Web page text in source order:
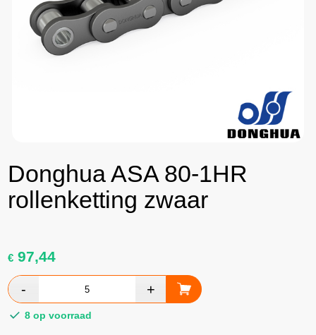
Donghua ASA 80-1HR
rollenketting zwaar
€ 97,44
8 op voorraad